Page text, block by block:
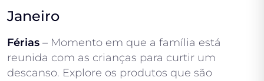
Janeiro
Férias – Momento em que a família está
reunida com as crianças para curtir um
descanso. Explore os produtos que são